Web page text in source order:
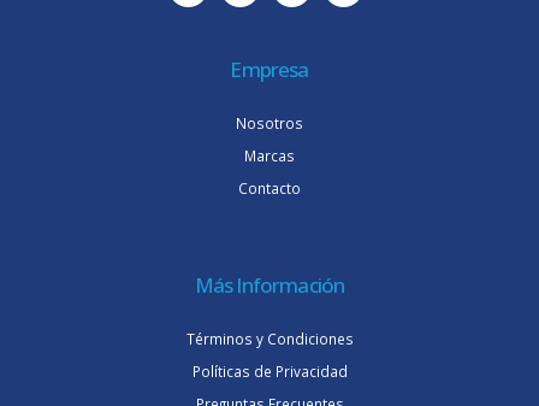
Empresa
Nosotros
Marcas
Contacto
Más Información
Términos y Condiciones
Políticas de Privacidad